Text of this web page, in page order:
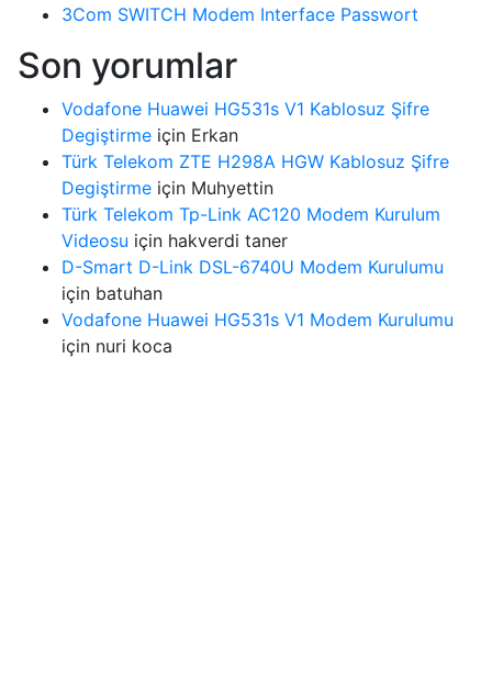
3Com SWITCH Modem Interface Passwort
Son yorumlar
Vodafone Huawei HG531s V1 Kablosuz Şifre
Degiştirme için Erkan
Türk Telekom ZTE H298A HGW Kablosuz Şifre
Degiştirme için Muhyettin
Türk Telekom Tp-Link AC120 Modem Kurulum
Videosu için hakverdi taner
D-Smart D-Link DSL-6740U Modem Kurulumu
için batuhan
Vodafone Huawei HG531s V1 Modem Kurulumu
için nuri koca